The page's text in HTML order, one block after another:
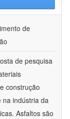
de
de pesquisa
construção
na indústria da
Asfaltos são